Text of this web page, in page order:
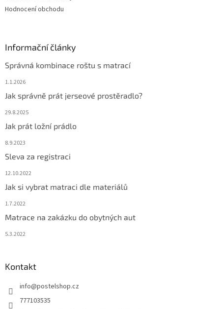
Hodnocení obchodu
Informační články
Správná kombinace roštu s matrací
1.1.2026
Jak správně prát jerseové prostěradlo?
29.8.2025
Jak prát ložní prádlo
8.9.2023
Sleva za registraci
12.10.2022
Jak si vybrat matraci dle materiálů
1.7.2022
Matrace na zakázku do obytných aut
5.3.2022
Kontakt
info@postelshop.cz
777103535